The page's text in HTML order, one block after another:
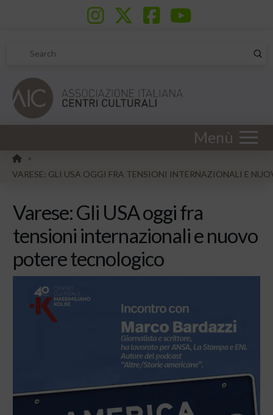
Search
Menù
HOME
>
VARESE: GLI USA OGGI FRA TENSIONI INTERNAZIONALI E
Varese: Gli USA oggi fra
tensioni internazionali e nuovo
potere tecnologico